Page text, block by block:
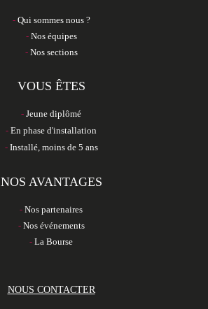
Qui sommes nous ?
Nos équipes
Nos sections
VOUS ÊTES
Jeune diplômé
En phase d'installation
Installé, moins de 5 ans
NOS AVANTAGES
Nos partenaires
Nos événements
La Bourse
NOUS CONTACTER